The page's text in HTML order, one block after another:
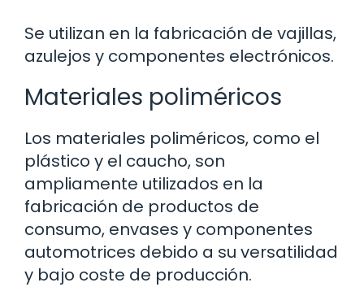
Se utilizan en la fabricación de vajillas,
azulejos y componentes electrónicos.
Materiales poliméricos
Los materiales poliméricos, como el
plástico y el caucho, son
ampliamente utilizados en la
fabricación de productos de
consumo, envases y componentes
automotrices debido a su versatilidad
y bajo coste de producción.